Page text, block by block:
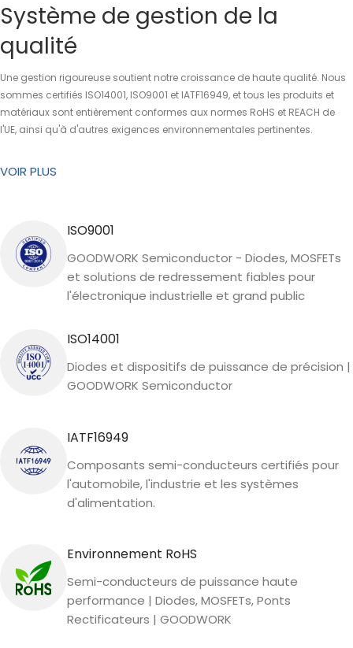
Système de gestion de la
qualité
Une gestion rigoureuse soutient notre croissance de haute qualité. Nous
sommes certifiés ISO14001, ISO9001 et IATF16949, et tous les produits et
matériaux sont entièrement conformes aux normes RoHS et REACH de
l'UE, ainsi qu'à d'autres exigences environnementales pertinentes.
VOIR PLUS
ISO9001
GOODWORK Semiconductor - Diodes, MOSFETs
et solutions de redressement fiables pour
l'électronique industrielle et grand public
ISO14001
Diodes et dispositifs de puissance de précision |
GOODWORK Semiconductor
IATF16949
Composants semi-conducteurs certifiés pour
l'automobile, l'industrie et les systèmes
d'alimentation.
Environnement RoHS
Semi-conducteurs de puissance haute
performance | Diodes, MOSFETs, Ponts
Rectificateurs | GOODWORK